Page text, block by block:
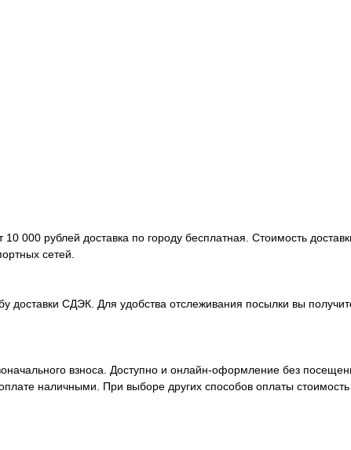
000 рублей доставка по городу бесплатная. Стоимость
сетей.
доставки СДЭК. Для удобства отслеживания посылки вы
взноса. Доступно и онлайн-оформление без
наличными. При выборе других способов оплаты стоимость